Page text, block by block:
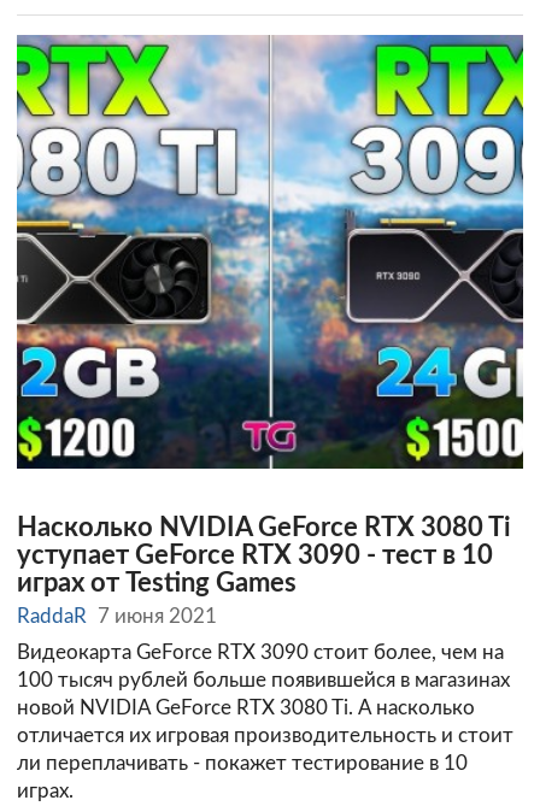
Насколько NVIDIA GeForce RTX 3080 Ti
уступает GeForce RTX 3090 - тест в 10
играх от Testing Games
RaddaR
7 июня 2021
Видеокарта GeForce RTX 3090 стоит более, чем на
100 тысяч рублей больше появившейся в магазинах
новой NVIDIA GeForce RTX 3080 Ti. А насколько
отличается их игровая производительность и стоит
ли переплачивать - покажет тестирование в 10
играх.